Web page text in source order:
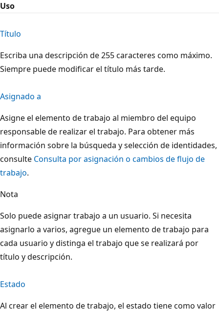
Uso
Título
Escriba una descripción de 255 caracteres como máximo.
Siempre puede modificar el título más tarde.
Asignado a
Asigne el elemento de trabajo al miembro del equipo
responsable de realizar el trabajo. Para obtener más
información sobre la búsqueda y selección de identidades,
consulte Consulta por asignación o cambios de flujo de
trabajo.
Nota
Solo puede asignar trabajo a un usuario. Si necesita
asignarlo a varios, agregue un elemento de trabajo para
cada usuario y distinga el trabajo que se realizará por
título y descripción.
Estado
Al crear el elemento de trabajo, el estado tiene como valor